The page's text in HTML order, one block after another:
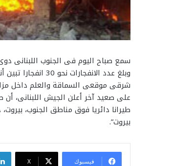
سمع صباح اليوم فى الجنوب اللبنانى
وبلغ عدد
شرقى موقعى السماقة والعلم داخل
على صعيد آخر أعلن الجيش اللبنانى، أن
طيرانا دائريا فوق مناطق الجنوب،
بيروت”.
فيسبوك ‫X